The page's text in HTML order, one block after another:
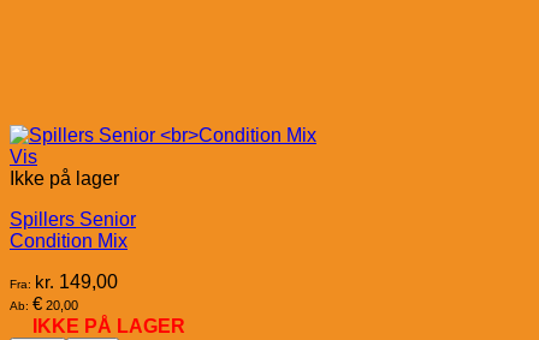
Vis
Ikke på lager
Spillers Senior
Condition Mix
Fra: kr. 149,00
Ab: € 20,00
IKKE PÅ LAGER